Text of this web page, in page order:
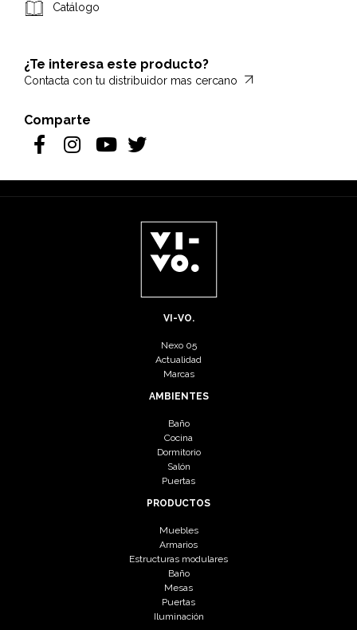
Catálogo
¿Te interesa este producto?
Contacta con tu distribuidor mas cercano
Comparte
VI-VO.
Nexo 05
Actualidad
Marcas
AMBIENTES
Baño
Cocina
Dormitorio
Salón
Puertas
PRODUCTOS
Muebles
Armarios
Estructuras modulares
Baño
Mesas
Puertas
Iluminación